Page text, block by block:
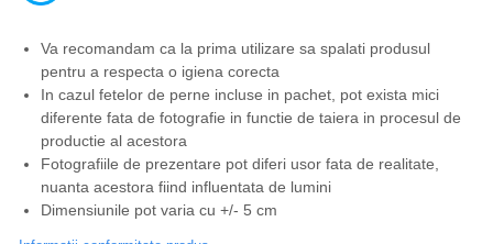
Va recomandam ca la prima utilizare sa spalati produsul
pentru a respecta o igiena corecta
In cazul fetelor de perne incluse in pachet, pot exista mici
diferente fata de fotografie in functie de taiera in procesul de
productie al acestora
Fotografiile de prezentare pot diferi usor fata de realitate,
nuanta acestora fiind influentata de lumini
Dimensiunile pot varia cu +/- 5 cm